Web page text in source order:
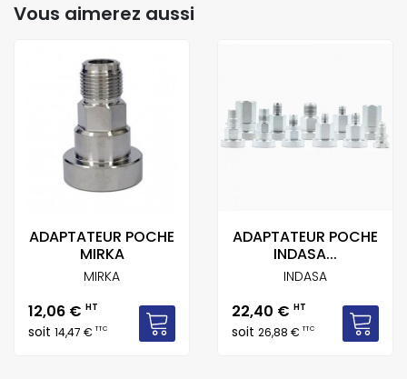
Vous aimerez aussi
ADAPTATEUR POCHE
MIRKA
MIRKA
Prix
12,06 € HT
soit 14,47 €TTC
ADAPTATEUR POCHE
INDASA...
INDASA
Prix
22,40 € HT
soit 26,88 €TTC